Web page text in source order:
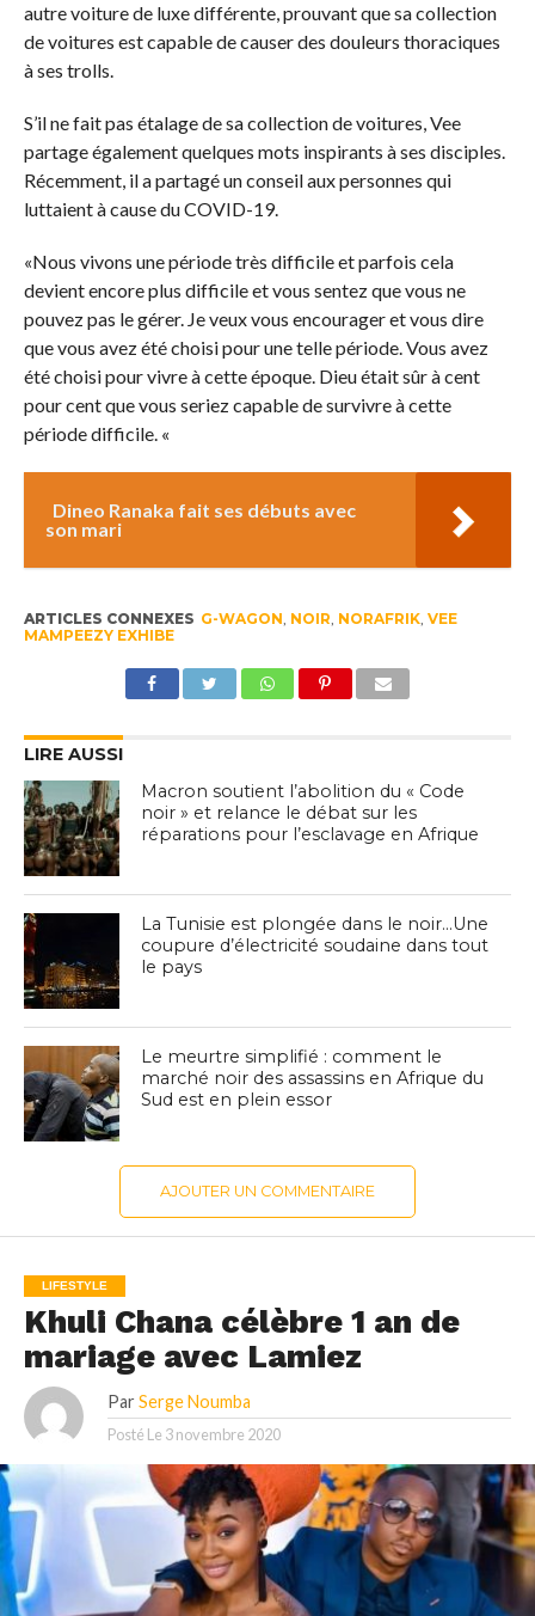
autre voiture de luxe différente, prouvant que sa collection
de voitures est capable de causer des douleurs thoraciques
à ses trolls.
S’il ne fait pas étalage de sa collection de voitures, Vee
partage également quelques mots inspirants à ses disciples.
Récemment, il a partagé un conseil aux personnes qui
luttaient à cause du COVID-19.
«Nous vivons une période très difficile et parfois cela
devient encore plus difficile et vous sentez que vous ne
pouvez pas le gérer. Je veux vous encourager et vous dire
que vous avez été choisi pour une telle période. Vous avez
été choisi pour vivre à cette époque. Dieu était sûr à cent
pour cent que vous seriez capable de survivre à cette
période difficile. «
Dineo Ranaka fait ses débuts avec
son mari
ARTICLES CONNEXES G-WAGON, NOIR, NORAFRIK, VEE
MAMPEEZY EXHIBE
LIRE AUSSI
Macron soutient l’abolition du « Code
noir » et relance le débat sur les
réparations pour l’esclavage en Afrique
La Tunisie est plongée dans le noir…Une
coupure d’électricité soudaine dans tout
le pays
Le meurtre simplifié : comment le
marché noir des assassins en Afrique du
Sud est en plein essor
AJOUTER UN COMMENTAIRE
LIFESTYLE
Khuli Chana célèbre 1 an de
mariage avec Lamiez
Par Serge Noumba
Posté Le 3 novembre 2020